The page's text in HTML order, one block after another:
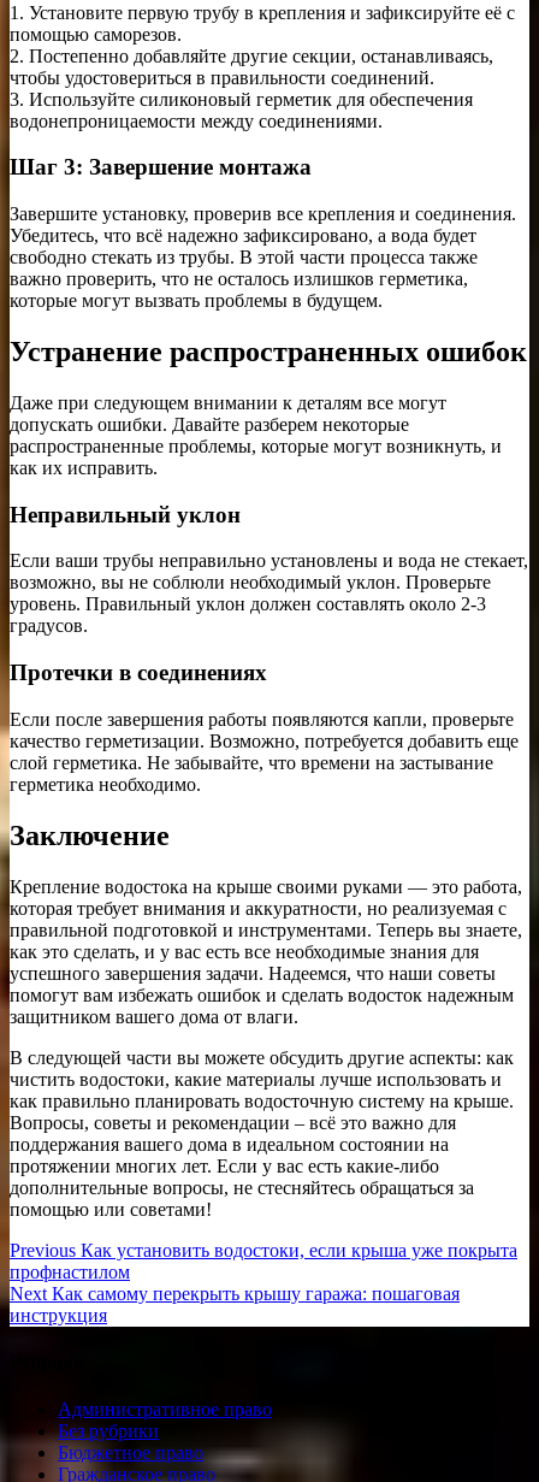
1. Установите первую трубу в крепления и зафиксируйте её с
помощью саморезов.
2. Постепенно добавляйте другие секции, останавливаясь,
чтобы удостовериться в правильности соединений.
3. Используйте силиконовый герметик для обеспечения
водонепроницаемости между соединениями.
Шаг 3: Завершение монтажа
Завершите установку, проверив все крепления и соединения.
Убедитесь, что всё надежно зафиксировано, а вода будет
свободно стекать из трубы. В этой части процесса также
важно проверить, что не осталось излишков герметика,
которые могут вызвать проблемы в будущем.
Устранение распространенных ошибок
Даже при следующем внимании к деталям все могут
допускать ошибки. Давайте разберем некоторые
распространенные проблемы, которые могут возникнуть, и
как их исправить.
Неправильный уклон
Если ваши трубы неправильно установлены и вода не стекает,
возможно, вы не соблюли необходимый уклон. Проверьте
уровень. Правильный уклон должен составлять около 2-3
градусов.
Протечки в соединениях
Если после завершения работы появляются капли, проверьте
качество герметизации. Возможно, потребуется добавить еще
слой герметика. Не забывайте, что времени на застывание
герметика необходимо.
Заключение
Крепление водостока на крыше своими руками — это работа,
которая требует внимания и аккуратности, но реализуемая с
правильной подготовкой и инструментами. Теперь вы знаете,
как это сделать, и у вас есть все необходимые знания для
успешного завершения задачи. Надеемся, что наши советы
помогут вам избежать ошибок и сделать водосток надежным
защитником вашего дома от влаги.
В следующей части вы можете обсудить другие аспекты: как
чистить водостоки, какие материалы лучше использовать и
как правильно планировать водосточную систему на крыше.
Вопросы, советы и рекомендации – всё это важно для
поддержания вашего дома в идеальном состоянии на
протяжении многих лет. Если у вас есть какие-либо
дополнительные вопросы, не стесняйтесь обращаться за
помощью или советами!
Навигация
по
записям
Previous Previous
post:
Как установить водостоки, если крыша уже покрыта
профнастилом
Next Next
post:
Как самому перекрыть крышу гаража: пошаговая
инструкция
Административное право
Без рубрики
Бюджетное право
Гражданское право